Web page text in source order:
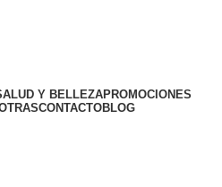
Y BELLEZAPROMOCIONES
CONTACTOBLOG